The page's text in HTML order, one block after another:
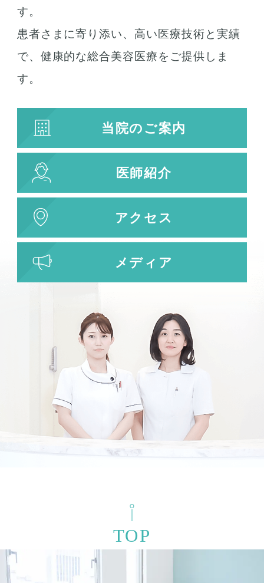
キューブライト
刺青（タトゥー）除去
ビューホット
フリーワード検索
検索結果を表示する
す。
患者さまに寄り添い、高い医療技術と実績
で、健康的な総合美容医療をご提供しま
す。
当院のご案内
医師紹介
アクセス
メディア
TOP